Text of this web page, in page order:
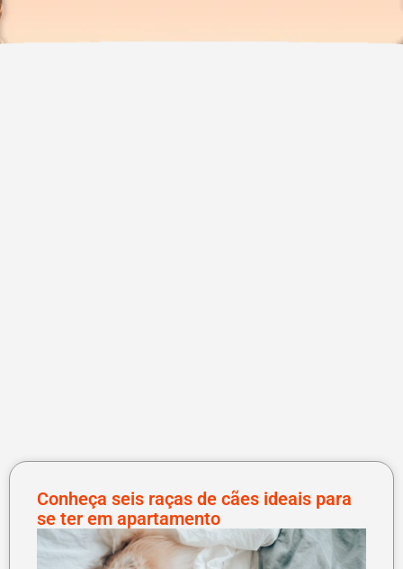
Conheça seis raças de cães ideais para
se ter em apartamento